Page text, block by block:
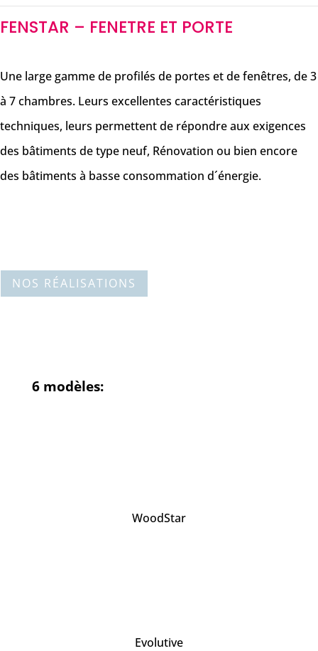
FENSTAR – FENETRE ET PORTE
Une large gamme de profilés de portes et de fenêtres, de 3
à 7 chambres. Leurs excellentes caractéristiques
techniques, leurs permettent de répondre aux exigences
des bâtiments de type neuf, Rénovation ou bien encore
des bâtiments à basse consommation d´énergie.
NOS RÉALISATIONS
6 modèles:
WoodStar
Evolutive